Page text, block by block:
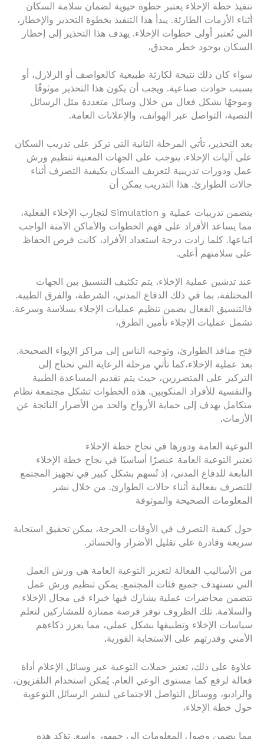
تنفيذ خطة الإخلاء يعتبر خطوة حيوية لضمان سلامة السكان
أثناء الأزمات الطارئة. يبدأ هذا التنفيذ بخطوة التحذير والإخطار،
التي تُعتبر أولى خطوات الإخلاء. يهدف هذا التحذير إلى إخطار
السكان بوجود خطر محدق،
سواء كان ذلك نتيجة لكارثة طبيعية كالعواصف أو الزلازل، أو
بسبب حوادث صناعية. ويجب أن يكون هذا التحذير موثوقًا
وموجهًا بشكل فعال من خلال وسائل متعددة مثل الرسائل
النصية، التواصل عبر الهواتف، والإعلانات العامة.
بعد التحذير، تأتي المرحلة الثانية التي تركز على تدريب السكان
على آليات الإخلاء. يتوجب على الجهات المعنية تنظيم ورش
عمل ودورات تدريبية لتعريف السكان بكيفية التصرف أثناء
حالات الطوارئ. هذا التدريب يمكن أن
يتضمن تدريبات عملية و Simulation لتجارب الإخلاء الفعلية،
مما يساعد الأفراد على فهم الخطوات والأماكن الآمنة الواجب
اتباعها. كلما زادت درجة استعداد الأفراد، كانت فرص الحفاظ
على سلامتهم أعلى.
عند تدشين عملية الإخلاء، يتم تكثيف التنسيق بين الجهات
المختلفة، بما في ذلك الدفاع المدني، الشرطة، والفرق الطبية.
فالتنسيق الفعال يضمن تنظيم عمليات الإجلاء بسلاسة وسرعة.
تشمل عمليات الإجلاء تأمين الطرق،
فتح منافذ الطوارئ، وتوجيه الناس إلى مراكز الإيواء الصحيحة.
بعد عملية الإخلاء،كما تأتي مرحلة الرعاية التي تحتاج إلى
التركيز على المتضررين، حيث يتم تقديم المساعدة الطبية
والنفسية للأفراد المنكوبين. هذه الخطوات تشكل مجتمعة نظام
متكامل يهدف إلى حماية الأرواح والحد من الأضرار الناتجة عن
الأزمات.
التوعية العامة ودورها في نجاح خطة الإخلاء
تعتبر التوعية العامة عنصرًا أساسيًا في نجاح خطة الإخلاء
التابعة للدفاع المدني، إذ تُسهم بشكل كبير في تجهيز المجتمع
للتصرف بفعالية أثناء حالات الطوارئ. من خلال نشر
المعلومات الصحيحة والموثوقة
حول كيفية التصرف في الأوقات الحرجة، يمكن تحقيق استجابة
سريعة وقادرة على تقليل الأضرار والخسائر.
من الأساليب الفعالة لتعزيز التوعية العامة هي ورش العمل
التي تستهدف جميع فئات المجتمع. يمكن تنظيم ورش عمل
تتضمن محاضرات عملية يشارك فيها خبراء في مجال الإخلاء
والسلامة. تلك الظروف توفر فرصة ممتازة للمشاركين لتعلم
سياسات الإخلاء وتطبيقها بشكل عملي، مما يعزز ذكاءهم
الأمني وقدرتهم على الاستجابة الفورية.
علاوة على ذلك، تعتبر حملات التوعية عبر وسائل الإعلام أداة
فعالة لرفع كما مستوى الوعي العام. يُمكن استخدام التلفزيون،
والراديو، ووسائل التواصل الاجتماعي لنشر الرسائل التوعوية
حول خطة الإخلاء،
مما يضمن وصول المعلومات إلى جمهور واسع. تؤكد هذه